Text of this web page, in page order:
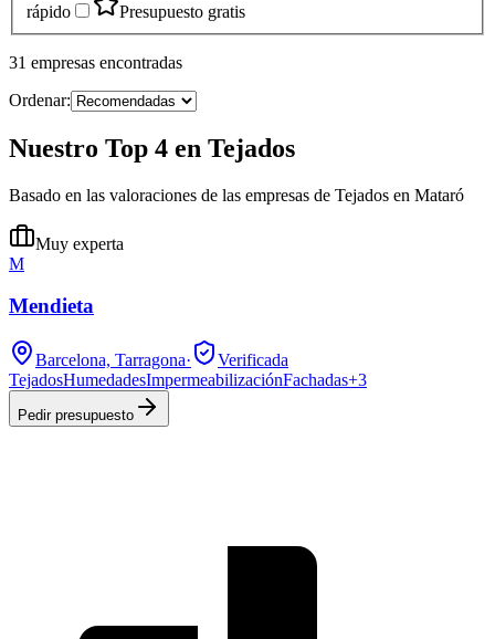
rápido
Presupuesto gratis
31 empresas encontradas
Ordenar:
Nuestro Top 4 en Tejados
Basado en las valoraciones de las empresas de Tejados en Mataró
Muy experta
M
Mendieta
Barcelona, Tarragona·
Verificada
TejadosHumedadesImpermeabilizaciónFachadas+3
Pedir presupuesto